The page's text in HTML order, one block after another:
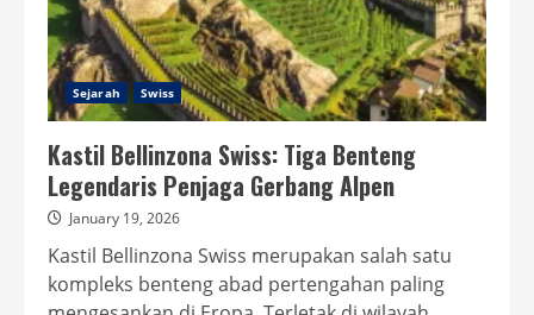
Sejarah Swiss
Kastil Bellinzona Swiss: Tiga Benteng
Legendaris Penjaga Gerbang Alpen
January 19, 2026
Kastil Bellinzona Swiss merupakan salah satu
kompleks benteng abad pertengahan paling